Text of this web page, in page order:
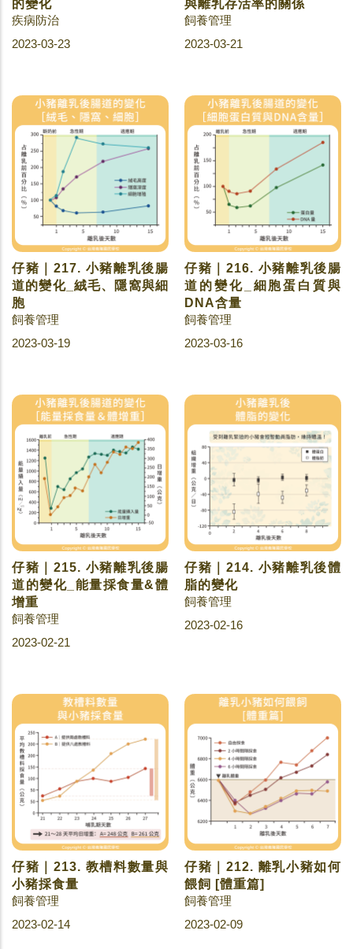
的變化
疾病防治
2023-03-23
與離乳存活率的關係
飼養管理
2023-03-21
仔豬｜217. 小豬離乳後腸
道的變化_絨毛、隱窩與細
胞
飼養管理
2023-03-19
仔豬｜216. 小豬離乳後腸
道的變化_細胞蛋白質與
DNA含量
飼養管理
2023-03-16
仔豬｜215. 小豬離乳後腸
道的變化_能量採食量&體
增重
飼養管理
2023-02-21
仔豬｜214. 小豬離乳後體
脂的變化
飼養管理
2023-02-16
仔豬｜213. 教槽料數量與
小豬採食量
飼養管理
2023-02-14
仔豬｜212. 離乳小豬如何
餵飼 [體重篇]
飼養管理
2023-02-09